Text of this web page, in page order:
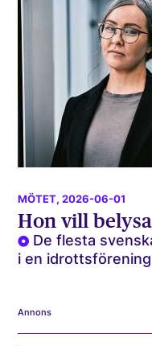
MÖTET, 2026-06-01
Hon vill
De flesta
i en
Annons